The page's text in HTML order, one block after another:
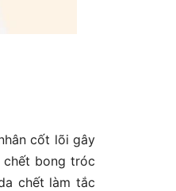
cốt lõi gây
bong tróc
chết làm tắc